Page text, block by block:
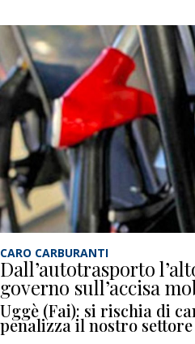
CARO CARBURANTI
Dall’autotrasporto
governo sull’accisa
Uggè (Fai): si rischia di
penalizza il nostro settore